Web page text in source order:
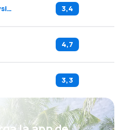
Batik Air Malaysia( 3,4
4,7
3,3